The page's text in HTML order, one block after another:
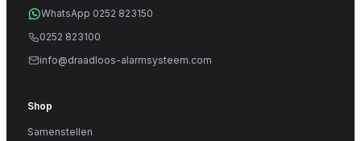
WhatsApp 0252 823150
0252 823100
info@draadloos-alarmsysteem.com
Shop
Samenstellen